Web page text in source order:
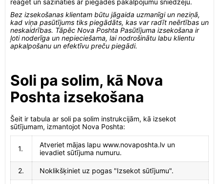
reaģēt un sazināties ar piegādes pakalpojumu sniedzēju.
Bez izsekošanas klientam būtu jāgaida uzmanīgi un neziņā,
kad viņa pasūtījums tiks piegādāts, kas var radīt neērtības un
neskaidrības. Tāpēc Nova Poshta Pasūtījuma izsekošana ir
ļoti noderīga un nepieciešama, lai nodrošinātu labu klientu
apkalpošanu un efektīvu preču piegādi.
Soli pa solim, kā Nova
Poshta izsekošana
Šeit ir tabula ar soli pa solim instrukcijām, kā izsekot
sūtījumam, izmantojot Nova Poshta:
1.
Atveriet mājas lapu www.novaposhta.lv un
ievadiet sūtījuma numuru.
2. Noklikšķiniet uz pogas "Izsekot sūtījumu".